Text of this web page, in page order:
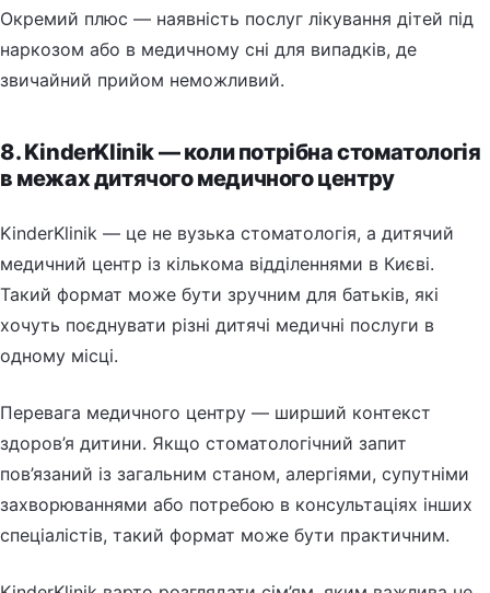
Окремий плюс — наявність послуг лікування дітей під
наркозом або в медичному сні для випадків, де
звичайний прийом неможливий.
8. KinderKlinik — коли потрібна стоматологія
в межах дитячого медичного центру
KinderKlinik — це не вузька стоматологія, а дитячий
медичний центр із кількома відділеннями в Києві.
Такий формат може бути зручним для батьків, які
хочуть поєднувати різні дитячі медичні послуги в
одному місці.
Перевага медичного центру — ширший контекст
здоров’я дитини. Якщо стоматологічний запит
пов’язаний із загальним станом, алергіями, супутніми
захворюваннями або потребою в консультаціях інших
спеціалістів, такий формат може бути практичним.